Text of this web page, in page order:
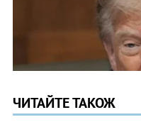
ЧИТАЙТЕ ТАКОЖ